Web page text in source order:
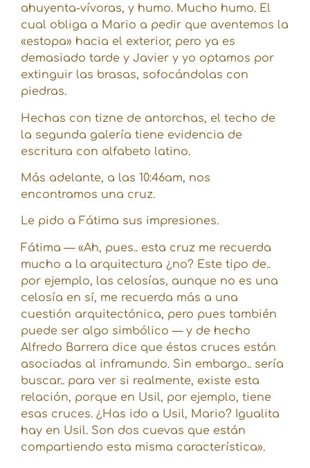
ahuyenta-vívoras, y humo. Mucho humo. El
cual obliga a Mario a pedir que aventemos la
«estopa» hacia el exterior, pero ya es
demasiado tarde y Javier y yo optamos por
extinguir las brasas, sofocándolas con
piedras.
Hechas con tizne de antorchas, el techo de
la segunda galería tiene evidencia de
escritura con alfabeto latino.
Más adelante, a las 10:46am, nos
encontramos una cruz.
Le pido a Fátima sus impresiones.
Fátima — «Ah, pues.. esta cruz me recuerda
mucho a la arquitectura ¿no? Este tipo de..
por ejemplo, las celosías, aunque no es una
celosía en sí, me recuerda más a una
cuestión arquitectónica, pero pues también
puede ser algo simbólico — y de hecho
Alfredo Barrera dice que éstas cruces están
asociadas al inframundo. Sin embargo.. sería
buscar.. para ver si realmente, existe esta
relación, porque en Usil, por ejemplo, tiene
esas cruces. ¿Has ido a Usil, Mario? Igualita
hay en Usil. Son dos cuevas que están
compartiendo esta misma característica».